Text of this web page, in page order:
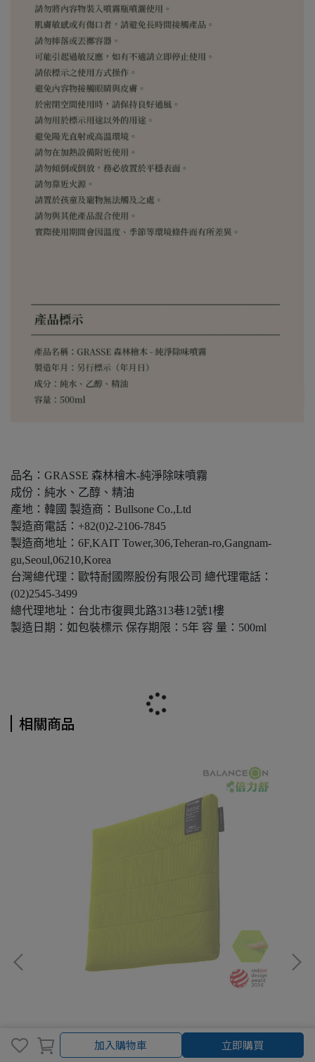
加入購物車 立即購買
品名：GRASSE 森林檜木-純淨除味噴霧
成份：純水、乙醇、精油
產地：韓國 製造商：Bullsone Co.,Ltd
製造商電話：+82(0)2-2106-7845
製造商地址：6F,KAIT Tower,306,Teheran-ro,Gangnam-
gu,Seoul,06210,Korea
台灣總代理：歐特耐國際股份有限公司 總代理電話：
(02)2545-3499
總代理地址：台北市復興北路313巷12號1樓
製造日期：如包裝標示 保存期限：5年 容 量：500ml
相關商品
倍力舒 BalanceOn 蜂巢凝膠健康坐墊 M SIZE 綠